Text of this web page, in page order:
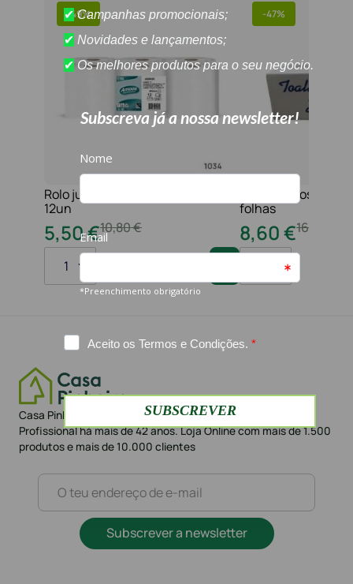
-49%
Rolo jumbo pasta 2f 210 serviços
12un
10,80€
5,50€
1
-47%
Toalha maos 2f
folhas
16
8,60€
Casa Pinheiro referência em Portugal no sector da Higiene
Profissional há mais de 42 anos. Loja Online com mais de 1.500
produtos e mais de 10.000 clientes
Subscrever a newsletter